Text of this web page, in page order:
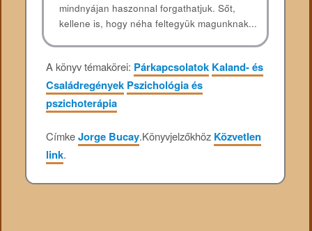
mindnyájan haszonnal forgathatjuk. Sőt,
kellene is, hogy néha feltegyük magunknak...
A könyv témakörei: Párkapcsolatok Kaland- és
Családregények Pszichológia és
pszichoterápia
CímkeJorge Bucay.Könyvjelzőkhöz Közvetlen
link.